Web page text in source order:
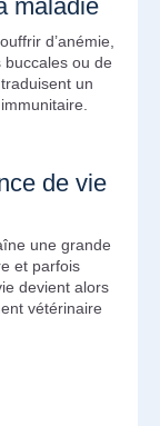
maladie
d’anémie,
buccales ou de
un
de vie
une grande
et parfois
devient alors
vétérinaire